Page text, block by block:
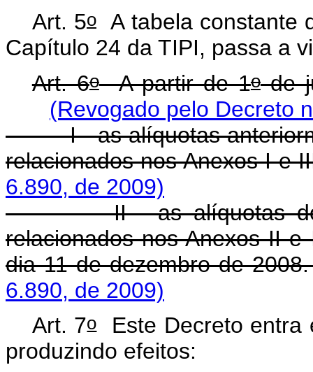
Art. 5oA tabela constante
Capítulo 24 da TIPI, passa a
Art. 6oA partir de 1ode
(Revogado pelo Decreto
I - as alíquotas
relacionados nos Anexos I e
6.890, de 2009)
II - as alíquotas do IPI
relacionados nos Anexos II
dia 11 de dezembro de 2008.
6.890, de 2009)
Art. 7oEste Decreto entra
produzindo efeitos: